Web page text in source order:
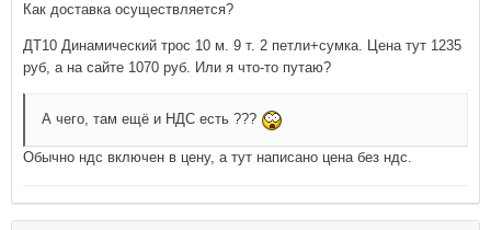
Как доставка осуществляется?
ДТ10 Динамический трос 10 м. 9 т. 2 петли+сумка. Цена тут 1235
руб, а на сайте 1070 руб. Или я что-то путаю?
А чего, там ещё и НДС есть ???
Обычно ндс включен в цену, а тут написано цена без ндс.